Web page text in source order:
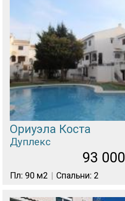
Ориуэла Коста
Дуплекс
93 000
Пл: 90 м2 Спальни: 2